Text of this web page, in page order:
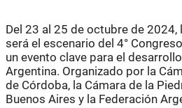
Del 23 al 25 de octubre de 2024,
será el escenario del 4°
un evento clave para el
Argentina. Organizado por la
de Córdoba, la Cámara de la
Buenos Aires y la Federación